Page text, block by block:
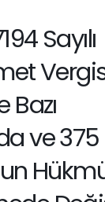
Sayılı
Bazı
ve 375